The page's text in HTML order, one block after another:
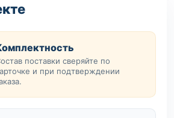
поставки сверяйте по
и при подтверждении